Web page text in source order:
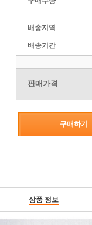
배송지역
배송기간
판매가격
구매하기
상품 정보